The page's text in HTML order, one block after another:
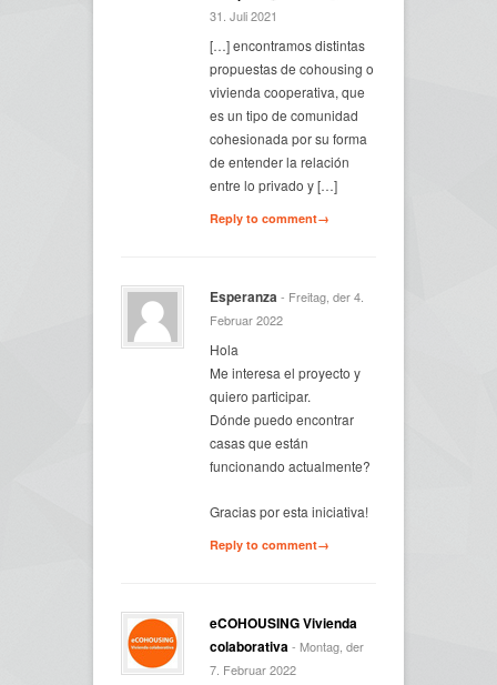
31. Juli 2021
[…] encontramos distintas
propuestas de cohousing o
vivienda cooperativa, que
es un tipo de comunidad
cohesionada por su forma
de entender la relación
entre lo privado y […]
Reply to comment→
Esperanza- Freitag, der 4.
Februar 2022
Hola
Me interesa el proyecto y
quiero participar.
Dónde puedo encontrar
casas que están
funcionando actualmente?
Gracias por esta iniciativa!
Reply to comment→
eCOHOUSING Vivienda
colaborativa- Montag, der
7. Februar 2022